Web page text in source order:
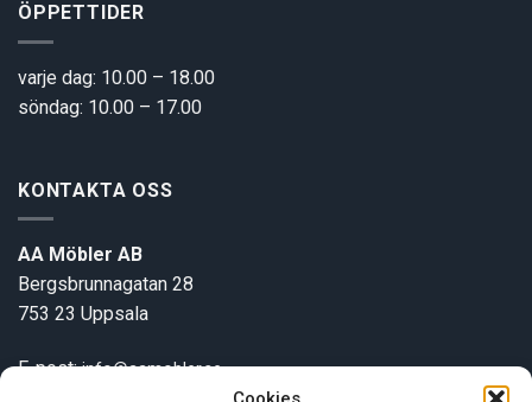
ÖPPETTIDER
varje dag: 10.00 – 18.00
söndag: 10.00 – 17.00
KONTAKTA OSS
AA Möbler AB
Bergsbrunnagatan 28
753 23 Uppsala
E-post:info@aamobler.se